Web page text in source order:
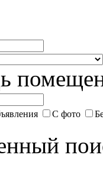
С фото